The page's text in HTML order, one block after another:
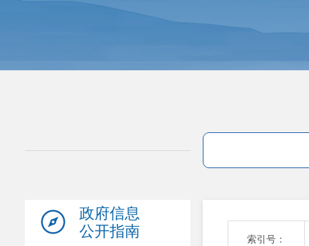
政府信息
公开指南
索引号：